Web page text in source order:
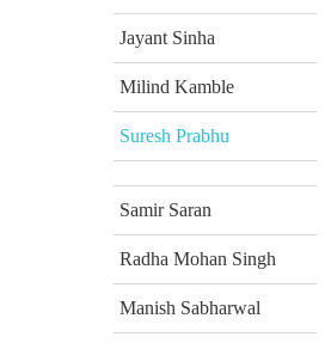
Jayant Sinha
Milind Kamble
Suresh Prabhu
Samir Saran
Radha Mohan Singh
Manish Sabharwal